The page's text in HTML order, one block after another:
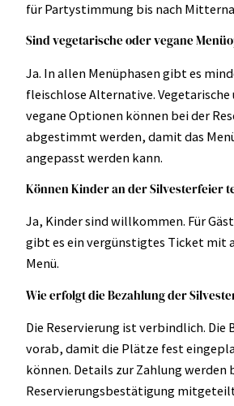
für Partystimmung bis nach
Sind vegetarische oder vegane
Ja. In allen Menüphasen gibt es
fleischlose Alternative. Vegetarische
vegane Optionen können bei der
abgestimmt werden, damit das
angepasst werden kann.
Können Kinder an der Silvesterfeier
Ja, Kinder sind willkommen. Für
gibt es ein vergünstigtes Ticket mit
Menü.
Wie erfolgt die Bezahlung der
Die Reservierung ist verbindlich.
vorab, damit die Plätze fest
können. Details zur Zahlung werden
Reservierungsbestätigung